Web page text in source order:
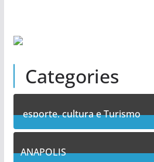
Categories
esporte, cultura e Turismo
7Posts
ANAPOLIS